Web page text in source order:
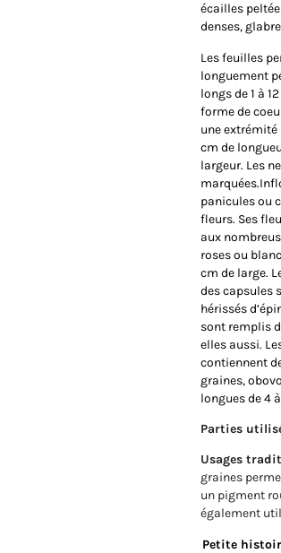
écailles
denses,
Les feuilles
longuement
longs de 1 à
forme de
une extrémité
cm de
largeur. Les
panicules ou
fleurs. Ses
aux
roses ou
cm de large.
descapsules
hérissés
sont remplis
elles aussi.
contiennent
graines,
longues de 4
Parties
Usages
graines
un pigment
également
Petite